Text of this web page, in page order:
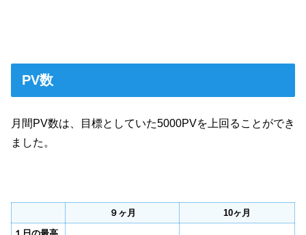
PV数
月間PV数は、目標としていた5000PVを上回ることができ
ました。
９ヶ月
10ヶ月